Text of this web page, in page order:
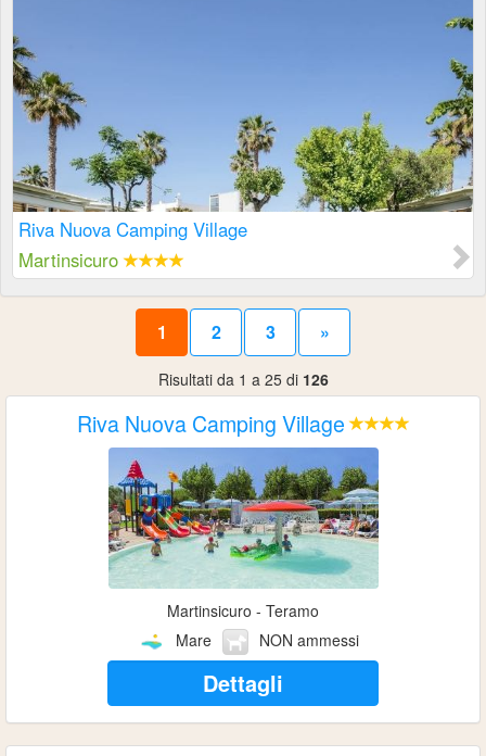
Riva Nuova Camping Village
Martinsicuro
1 2 3 »
Risultati da 1 a 25 di 126
Riva Nuova Camping Village
Martinsicuro - Teramo
Mare
NON ammessi
Dettagli